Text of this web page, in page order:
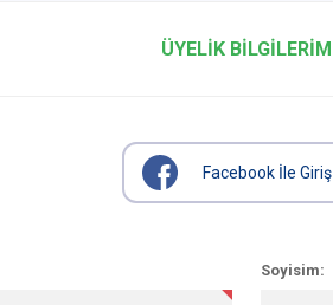
ÜYELIK BILGILERIM
Facebook İle Giriş
Soyisim: